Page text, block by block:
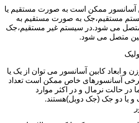
آسانسور ممکن است به صورت مستقیم یا
مستقیم،جک به صورت مستقیم به
متصل می شود.در سیستم غیر مستقیم،جک
متصل می شود.
و ابعاد کابین آسانسور می توان از یک یا
آسانسورهای خاص ممکن است تعداد
در حالت نرمال و در اکثر موارد
و یا دو جک (جک دوبل)هستند.